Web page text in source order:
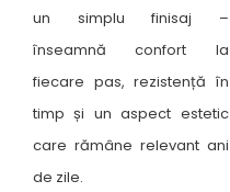
un simplu finisaj –
înseamnă confort la
fiecare pas, rezistență în
timp și un aspect estetic
care rămâne relevant ani
de zile.